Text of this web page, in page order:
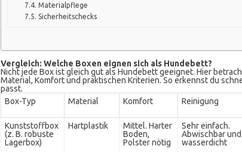
Materialpflege
Sicherheitschecks
Vergleich: Welche Boxen eignen sich als Hundebett?
Nicht jede Box ist gleich gut als Hundebett geeignet. Hier
Material, Komfort und praktischen Kriterien. So erkennst du
passt.
Box-Typ
Material Komfort Reinigung
Kunststoffbox
(z. B. robuste
Lagerbox)
Hartplastik
Mittel. Harter
Boden,
Polster nötig
Sehr einfach.
Abwischbar und
wasserdicht